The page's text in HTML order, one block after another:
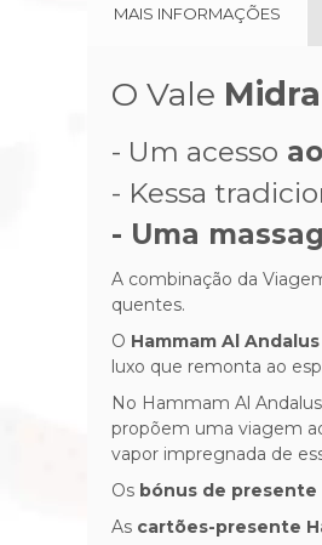
MAIS INFORMAÇÕES
O Vale
- Um acesso
- Kessa
- Uma
A combinação da
quentes.
O Hammam Al
luxo que remonta ao
No Hammam Al
propõem uma viagem
vapor impregnada de
Os bónus de presente
As cartões-presente